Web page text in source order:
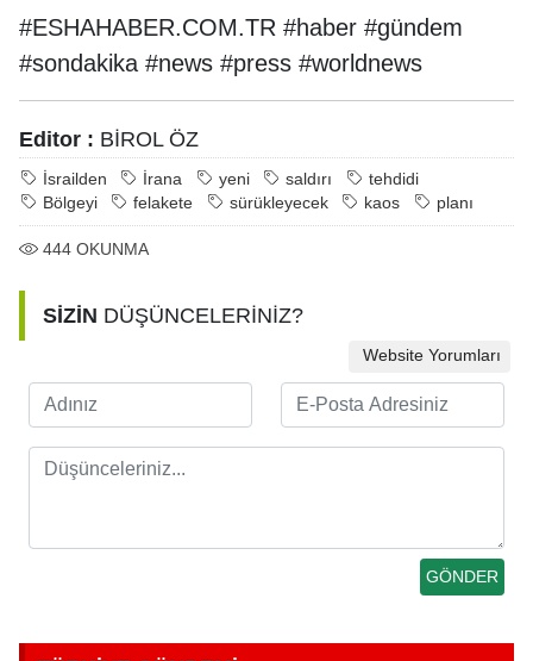
#ESHAHABER.COM.TR #haber #gündem
#sondakika #news #press #worldnews
Editor : BİROL ÖZ
İsrailden İrana yeni saldırı
tehdidi
Bölgeyi
felakete sürükleyecek kaos planı
444 OKUNMA
SİZİN DÜŞÜNCELERİNİZ?
Website Yorumları